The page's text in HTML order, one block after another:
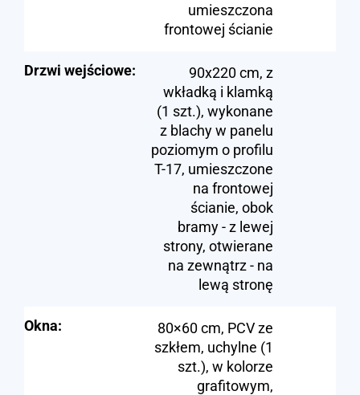
umieszczona
frontowej ścianie
Drzwi wejściowe:
90x220 cm, z
wkładką i klamką
(1 szt.), wykonane
z blachy w panelu
poziomym o profilu
T-17, umieszczone
na frontowej
ścianie, obok
bramy - z lewej
strony, otwierane
na zewnątrz - na
lewą stronę
Okna:
80×60 cm, PCV ze
szkłem, uchylne (1
szt.), w kolorze
grafitowym,